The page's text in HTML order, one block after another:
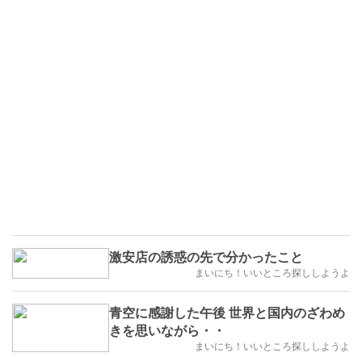
激安店の誘惑の先で分かったこと
まいにち！いいところ探ししようよ
青空に感謝した午後 世界と国内のざわめ
きを思いながら・・
まいにち！いいところ探ししようよ